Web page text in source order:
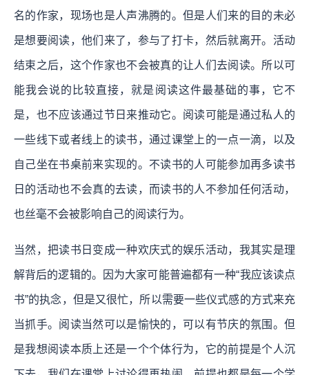
名的作家，现场也是人声沸腾的。但是人们来的目的未必
是想要阅读，他们来了，参与了打卡，然后就离开。活动
结束之后，这个作家也不会被真的让人们去阅读。所以可
能我会说的比较直接，就是阅读这件最基础的事，它不
是，也不应该通过节日来推动它。阅读可能是通过私人的
一些线下或者线上的读书，通过课堂上的一点一滴，以及
自己坐在书桌前来实现的。不读书的人可能参加再多读书
日的活动也不会真的去读，而读书的人不参加任何活动，
也丝毫不会被影响自己的阅读行为。
当然，把读书日变成一种欢庆式的娱乐活动，我其实是理
解背后的逻辑的。因为大家可能普遍都有一种“我应该读点
书”的执念，但是又很忙，所以需要一些仪式感的方式来充
当抓手。阅读当然可以是愉快的，可以有节庆的氛围。但
是我想阅读本质上还是一个个体行为，它的前提是个人沉